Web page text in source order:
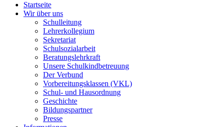
Startseite
Wir über uns
Schulleitung
Lehrerkollegium
Sekretariat
Schulsozialarbeit
Beratungslehrkraft
Unsere Schulkindbetreuung
Der Verbund
Vorbereitungsklassen (VKL)
Schul- und Hausordnung
Geschichte
Bildungspartner
Presse